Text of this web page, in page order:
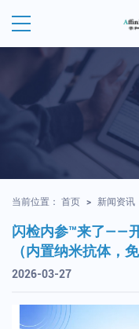
当前位置： 首页 > 新闻资讯
闪检内参™来了——
（内置纳米抗体，
2026-03-27